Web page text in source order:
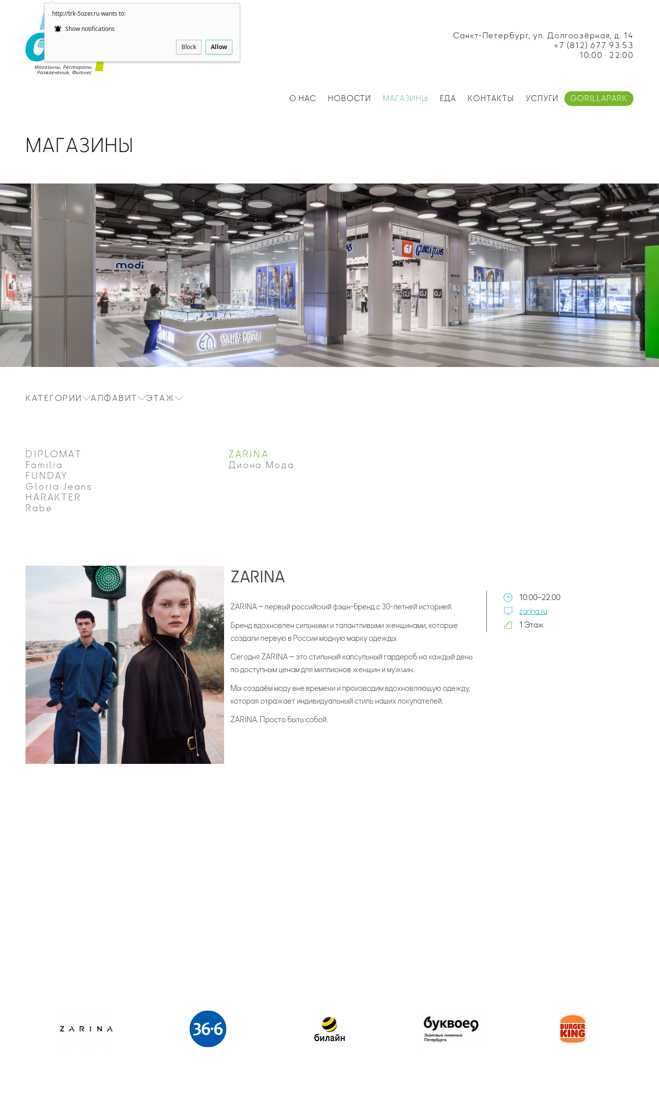
http://trk-5ozer.ru wants to:
Show notifications
Block Allow
Санкт-Петербург, ул. Долгоозёрная, д. 14
+7 (812) 677 93 53
10:00 · 22:00
О НАС НОВОСТИ МАГАЗИНЫ ЕДА КОНТАКТЫ УСЛУГИ GORILLAPARK
МАГАЗИНЫ
КАТЕГОРИИ АЛФАВИТ ЭТАЖ
DIPLOMAT
Familia
FUNDAY
Gloria Jeans
HARAKTER
Rabe
ZARINA
Диона Мода
ZARINA
ZARINA — первый российский фэшн-бренд с 30-летней историей.
Бренд вдохновлен сильными и талантливыми женщинами, которые
создали первую в России модную марку одежды.
Сегодня ZARINA — это стильный капсульный гардероб на каждый день
по доступным ценам для миллионов женщин и мужчин.
Мы создаём моду вне времени и производим вдохновляющую одежду,
которая отражает индивидуальный стиль наших покупателей.
ZARINA. Просто быть собой.
10:00–22:00
zarina.ru
1 Этаж